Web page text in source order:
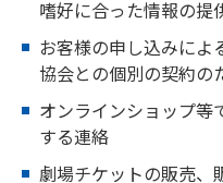
嗜好に合った情報の提
お客様の申し込みによ
協会との個別の契約の
オンラインショップ等
する連絡
劇場チケットの販売、